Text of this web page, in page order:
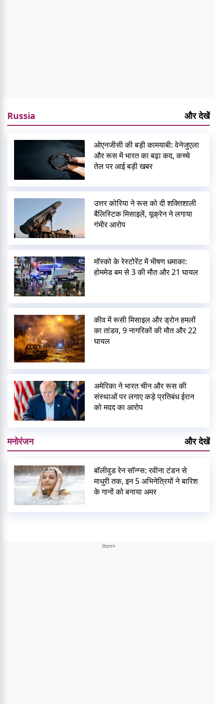
Russia और देखें
ओएनजीसी की बड़ी कामयाबी: वेनेजुएला
और रूस में भारत का बढ़ा कद, कच्चे
तेल पर आई बड़ी खबर
उत्तर कोरिया ने रूस को दी शक्तिशाली
बैलिस्टिक मिसाइलें, यूक्रेन ने लगाया
गंभीर आरोप
मॉस्को के रेस्टोरेंट में भीषण धमाका:
होममेड बम से 3 की मौत और 21 घायल
कीव में रूसी मिसाइल और ड्रोन हमलों
का तांडव, 9 नागरिकों की मौत और 22
घायल
अमेरिका ने भारत चीन और रूस की
संस्थाओं पर लगाए कड़े प्रतिबंध ईरान
को मदद का आरोप
मनोरंजन और देखें
बॉलीवुड रेन सॉन्ग्स: रवीना टंडन से
माधुरी तक, इन 5 अभिनेत्रियों ने बारिश
के गानों को बनाया अमर